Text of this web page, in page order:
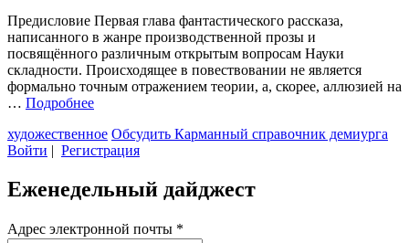
Предисловие Первая глава фантастического рассказа,
написанного в жанре производственной прозы и
посвящённого различным открытым вопросам Науки
складности. Происходящее в повествовании не является
формально точным отражением теории, а, скорее, аллюзией на
… Подробнее
художественное Обсудить Карманный справочник демиурга
Войти | Регистрация
Еженедельный дайджест
Адрес электронной почты *